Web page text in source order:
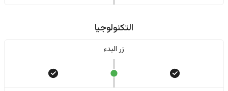
التكنولوجيا
زر البدء